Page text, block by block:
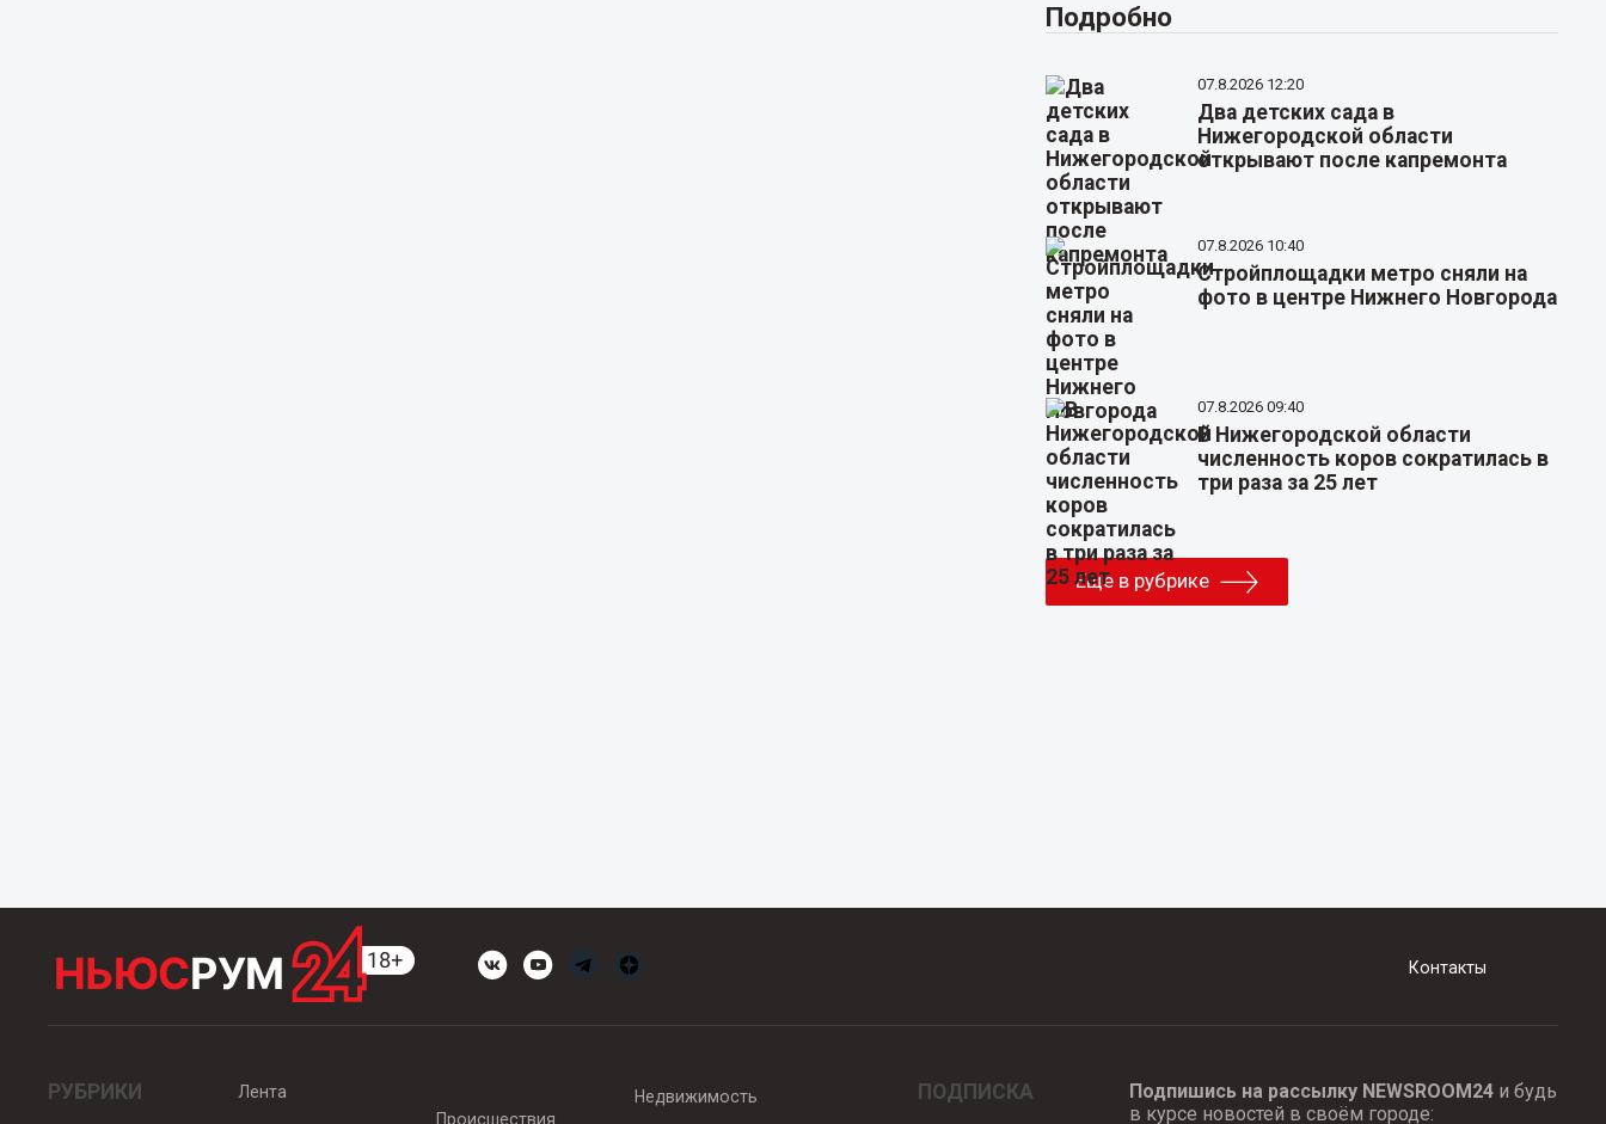
Подробно
07.8.2026 12:20
Два детских сада в
Нижегородской области
открывают после капремонта
07.8.2026 10:40
Стройплощадки метро сняли на
фото в центре Нижнего Новгорода
07.8.2026 09:40
В Нижегородской области
численность коров сократилась в
три раза за 25 лет
Еще в рубрике
Контакты
РУБРИКИ
Лента
Происшествия
Недвижимость ПОДПИСКА Подпишись на рассылку NEWSROOM24и будь
в курсе новостей в своём городе: